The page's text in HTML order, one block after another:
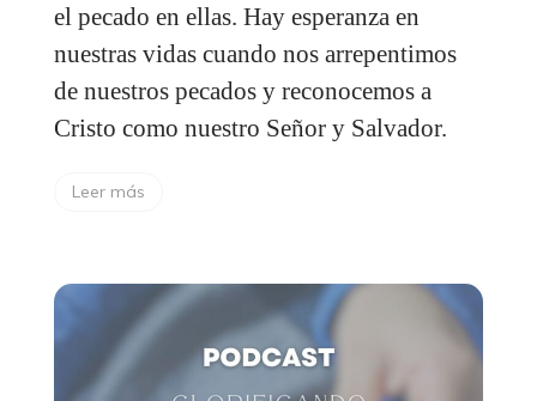
el pecado en ellas. Hay esperanza en
nuestras vidas cuando nos arrepentimos
de nuestros pecados y reconocemos a
Cristo como nuestro Señor y Salvador.
Leer más